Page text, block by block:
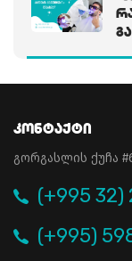
Კონტაქტი
გორგასლის ქუჩა
(+995 32)
(+995)